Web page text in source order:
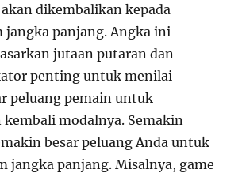
dikembalikan kepada
jangka panjang. Angka ini
jutaan putaran dan
penting untuk menilai
peluang pemain untuk
modalnya. Semakin
besar peluang Anda untuk
jangka panjang. Misalnya, game